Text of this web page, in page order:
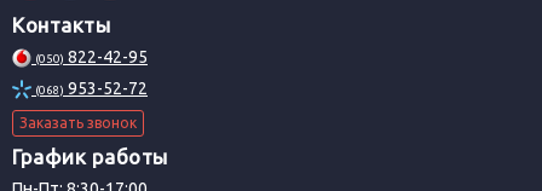
Контакты
(050) 822-42-95
(068) 953-52-72
Заказать звонок
График работы